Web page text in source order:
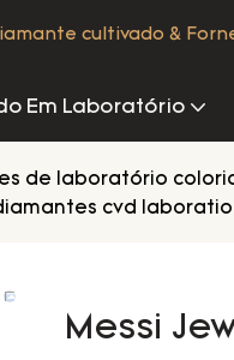
cultivado &
Em Laboratório
de laboratório
cvd
Messi